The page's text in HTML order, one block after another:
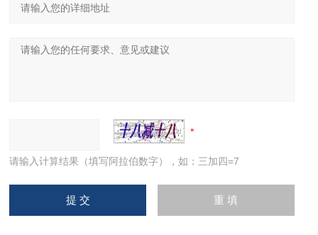
请输入计算结果（填写阿拉伯数字），如：三加四=7